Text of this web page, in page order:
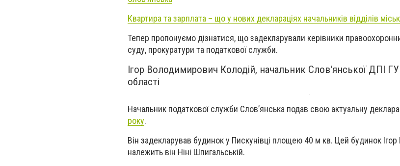
Квартира та зарплата – що у нових деклараціях начальників відділів
Тепер пропонуємо дізнатися, що задекларували керівники
суду, прокуратури та податкової служби.
Ігор Володимирович Колодій, начальник Слов'янської ДПІ
області
Начальник податкової служби Слов’янська подав свою актуальну
року.
Він задекларував будинок у Пискунівці площею 40 м кв. Цей будинок
належить він Ніні Шпигальській.